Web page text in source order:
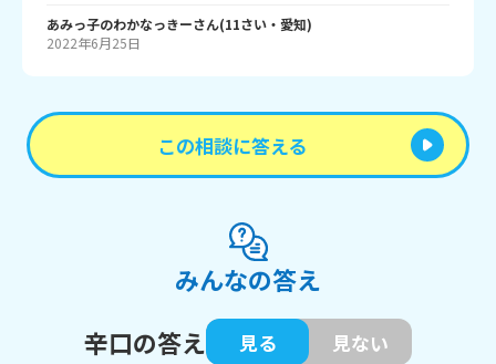
あみっ子のわかなっきーさん(11さい・ 愛知)
2022年6月25日
この相談に答える
みんなの答え
辛口の答え
見る 見ない